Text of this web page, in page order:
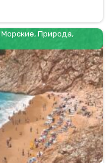
Морские, Природа,